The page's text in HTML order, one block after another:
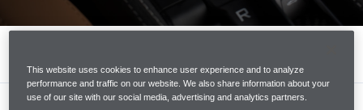
This website uses cookies to enhance user experience and to analyze
performance and traffic on our website. We also share information about your
use of our site with our social media, advertising and analytics partners.